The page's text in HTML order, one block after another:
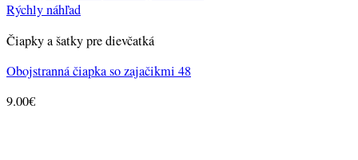
Rýchly náhľad
Čiapky a šatky pre dievčatká
Obojstranná čiapka so zajačikmi 48
9.00€